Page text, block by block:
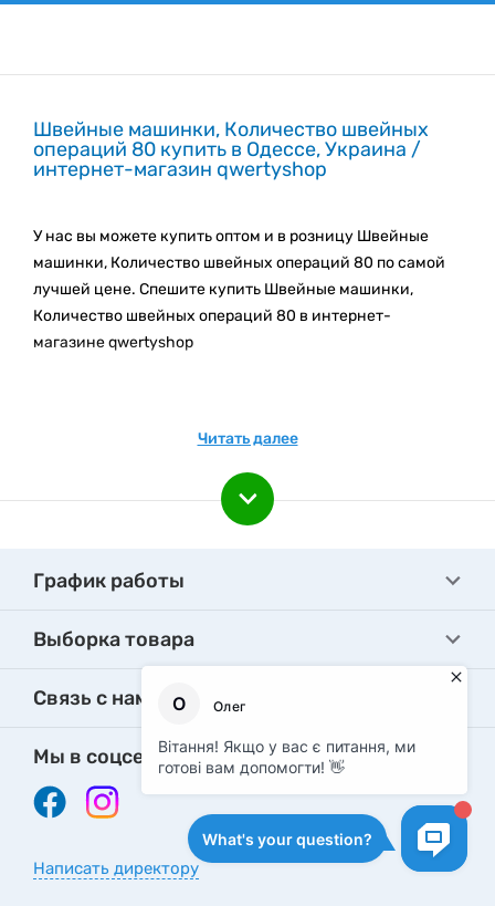
Швейные машинки, Количество швейных
операций 80 купить в Одессе, Украина /
интернет-магазин qwertyshop
У нас вы можете купить оптом и в розницу Швейные
машинки, Количество швейных операций 80 по самой
лучшей цене. Спешите купить Швейные машинки,
Количество швейных операций 80 в интернет-
магазине qwertyshop
Подпишитесь на e-mail рассылку, чтобы быть вкурсе
наших акционных предложениях и новинках.
Читать далее
График работы
Выборка товара
Связь с нами
Мы в соцсетях
Написать директору